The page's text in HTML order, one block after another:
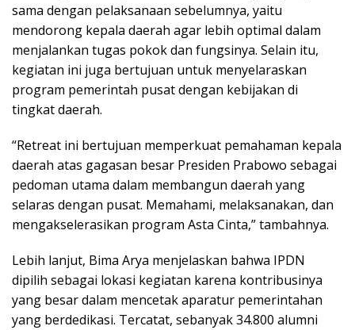
sama dengan pelaksanaan sebelumnya, yaitu
mendorong kepala daerah agar lebih optimal dalam
menjalankan tugas pokok dan fungsinya. Selain itu,
kegiatan ini juga bertujuan untuk menyelaraskan
program pemerintah pusat dengan kebijakan di
tingkat daerah.
“Retreat ini bertujuan memperkuat pemahaman kepala
daerah atas gagasan besar Presiden Prabowo sebagai
pedoman utama dalam membangun daerah yang
selaras dengan pusat. Memahami, melaksanakan, dan
mengakselerasikan program Asta Cinta,” tambahnya.
Lebih lanjut, Bima Arya menjelaskan bahwa IPDN
dipilih sebagai lokasi kegiatan karena kontribusinya
yang besar dalam mencetak aparatur pemerintahan
yang berdedikasi. Tercatat, sebanyak 34.800 alumni